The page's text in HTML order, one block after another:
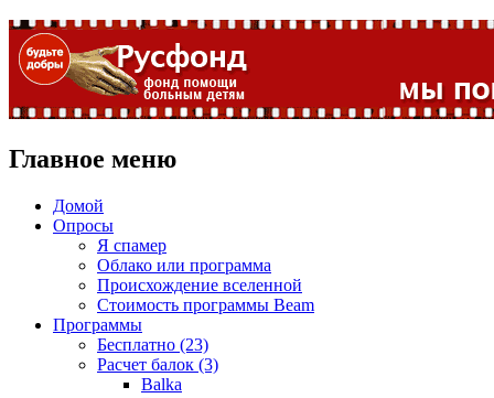
Главное меню
Домой
Опросы
Я спамер
Облако или программа
Происхождение вселенной
Стоимость программы Beam
Программы
Бесплатно (23)
Расчет балок (3)
Balka